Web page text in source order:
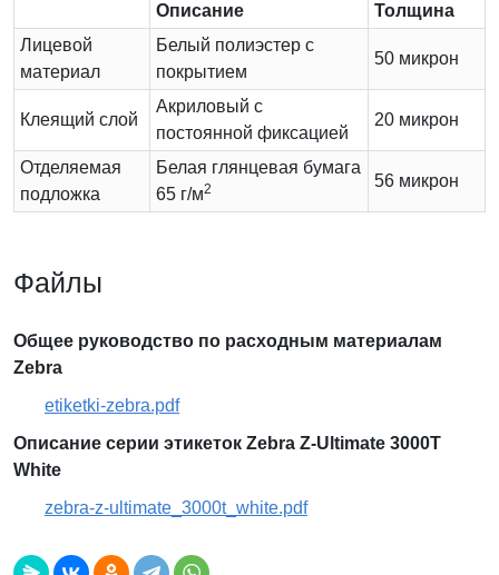
Описание
Толщина
Лицевой
материал
Белый полиэстер с
покрытием
50 микрон
Клеящий слой
Акриловый с
постоянной фиксацией
20 микрон
Отделяемая
подложка
Белая глянцевая бумага
65 г/м2 56 микрон
Файлы
Общее руководство по расходным материалам
Zebra
etiketki-zebra.pdf
Описание серии этикеток Zebra Z-Ultimate 3000T
White
zebra-z-ultimate_3000t_white.pdf